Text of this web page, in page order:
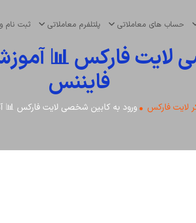
حساب های معاملاتی پلتلفرم معاملاتی ثبت نام
فارکس 📊 آموزش
فایننس
لایت فارکس ورود به کابین شخصی لایت فارکس 📊